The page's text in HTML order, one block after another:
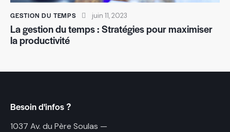
GESTION DU TEMPS juin 11, 2023
La gestion du temps : Stratégies pour maximiser
la productivité
Besoin d'infos ?
1037 Av. du Père Soulas —